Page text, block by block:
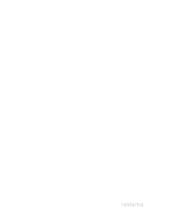
reklama